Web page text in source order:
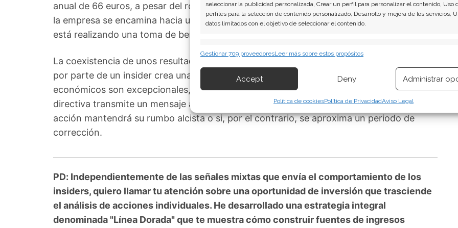
seleccionar la publicidad personalizada, Crear un perfil para personalizar el contenido, Uso
perfiles para la selección de contenido personalizado, Desarrollo y mejora de los servicios,
datos limitados con el objetivo de seleccionar el contenido.
información transmitida de forma automática.
Garantizar la seguridad, evitar y detectar fraudes, y eliminar
fallos, Ofrecer y presentar publicidad y contenido, Guardar y
comunicar las preferencias de privacidad.
Gestionar 709 proveedoresLeer más sobre estos propósitos
Accept Deny Administrar
Política de cookiesPolítica de PrivacidadAviso Legal
anual de 66 euros, a pesar del robusto desempeño operativo. Esto lleva a preguntarse si
la empresa se encamina hacia una fase de consolidación o si, simplemente, la ejecutiva
está realizando una toma de beneficios rutinaria.
La coexistencia de unos resultados trimestrales sobresalientes y una venta de acciones
por parte de un insider crea una situación de notable contraste. Los fundamentos
económicos son excepcionales, pero la disposición a vender títulos por parte de una
directiva transmite un mensaje ambiguo a los inversores. La cuestión ahora es si la
acción mantendrá su rumbo alcista o si, por el contrario, se aproxima un periodo de
corrección.
PD: Independientemente de las señales mixtas que envía el comportamiento de los
insiders, quiero llamar tu atención sobre una oportunidad de inversión que trasciende
el análisis de acciones individuales. He desarrollado una estrategia integral
denominada "Línea Dorada" que te muestra cómo construir fuentes de ingresos